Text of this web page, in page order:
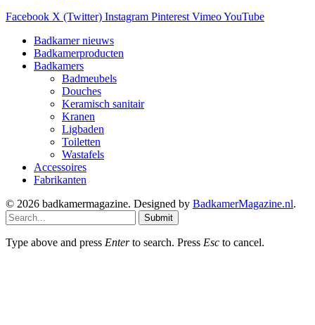
Facebook X (Twitter) Instagram Pinterest VimeoYouTube
Badkamer nieuws
Badkamerproducten
Badkamers
Badmeubels
Douches
Keramisch sanitair
Kranen
Ligbaden
Toiletten
Wastafels
Accessoires
Fabrikanten
© 2026 badkamermagazine. Designed by BadkamerMagazine.nl.
Submit
Type above and press Enterto search. Press Esc to cancel.